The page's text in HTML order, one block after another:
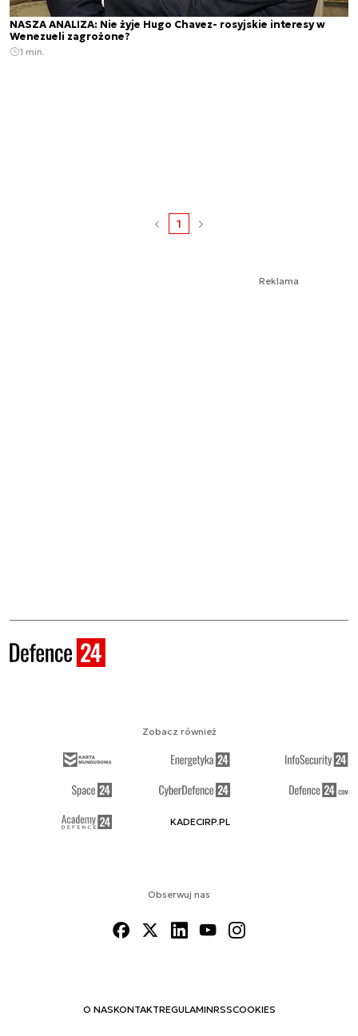
NASZA ANALIZA: Nie żyje Hugo Chavez- rosyjskie interesy w
Wenezueli zagrożone?
1 min.
1
Reklama
Obserwuj nas
O NASKONTAKTREGULAMINRSSCOOKIES
Zobacz również
KADECIRP.PL